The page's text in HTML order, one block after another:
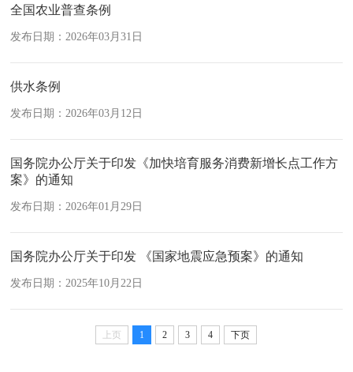
全国农业普查条例
发布日期：2026年03月31日
供水条例
发布日期：2026年03月12日
国务院办公厅关于印发《加快培育服务消费新增长点工作方
案》的通知
发布日期：2026年01月29日
国务院办公厅关于印发 《国家地震应急预案》的通知
发布日期：2025年10月22日
上页 1 2 3 4 下页